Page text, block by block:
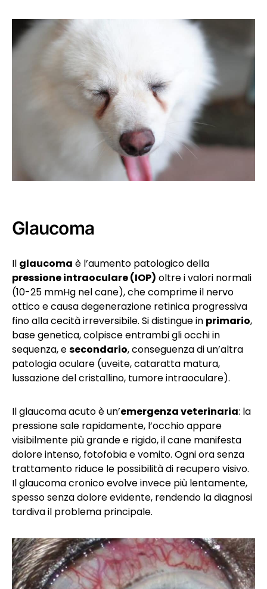
Glaucoma
Il glaucoma è l’aumento patologico della
pressione intraoculare (IOP) oltre i valori normali
(10-25 mmHg nel cane), che comprime il nervo
ottico e causa degenerazione retinica progressiva
fino alla cecità irreversibile. Si distingue in primario,
base genetica, colpisce entrambi gli occhi in
sequenza, esecondario, conseguenza di un’altra
patologia oculare (uveite, cataratta matura,
lussazione del cristallino, tumore intraoculare).
Il glaucoma acuto è un’emergenza veterinaria: la
pressione sale rapidamente, l’occhio appare
visibilmente più grande e rigido, il cane manifesta
dolore intenso, fotofobia e vomito. Ogni ora senza
trattamento riduce le possibilità di recupero visivo.
Il glaucoma cronico evolve invece più lentamente,
spesso senza dolore evidente, rendendo la diagnosi
tardiva il problema principale.